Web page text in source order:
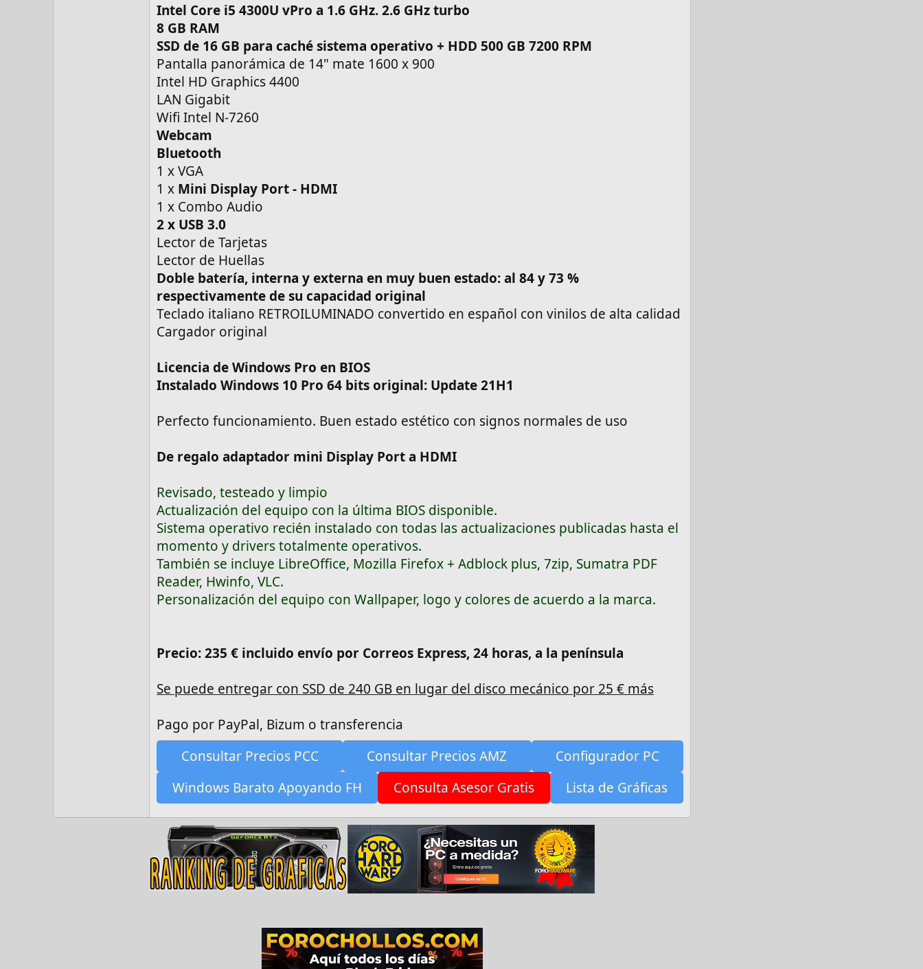
Intel Core i5 4300U vPro a 1.6 GHz. 2.6 GHz turbo
8 GB RAM
SSD de 16 GB para caché sistema operativo + HDD 500 GB 7200 RPM
Pantalla panorámica de 14" mate 1600 x 900
Intel HD Graphics 4400
LAN Gigabit
Wifi Intel N-7260
Webcam
Bluetooth
1 x VGA
1 x Mini Display Port - HDMI
1 x Combo Audio
2 x USB 3.0
Lector de Tarjetas
Lector de Huellas
Doble batería, interna y externa en muy buen estado: al 84 y 73 %
respectivamente de su capacidad original
Teclado italiano RETROILUMINADO convertido en español con vinilos de alta calidad
Cargador original
Licencia de Windows Pro en BIOS
Instalado Windows 10 Pro 64 bits original: Update 21H1
Perfecto funcionamiento. Buen estado estético con signos normales de uso
De regalo adaptador mini Display Port a HDMI
Revisado, testeado y limpio
Actualización del equipo con la última BIOS disponible.
Sistema operativo recién instalado con todas las actualizaciones publicadas hasta el
momento y drivers totalmente operativos.
También se incluye LibreOffice, Mozilla Firefox + Adblock plus, 7zip, Sumatra PDF
Reader, Hwinfo, VLC.
Personalización del equipo con Wallpaper, logo y colores de acuerdo a la marca.
Precio: 235 € incluido envío por Correos Express, 24 horas, a la península
Se puede entregar con SSD de 240 GB en lugar del disco mecánico por 25 € más
Pago por PayPal, Bizum o transferencia
Consultar Precios PCC
Consultar Precios AMZ
Configurador PC
Windows Barato Apoyando FH
Consulta Asesor Gratis Lista de Gráficas